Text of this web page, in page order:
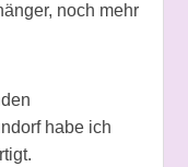
noch mehr
habe ich